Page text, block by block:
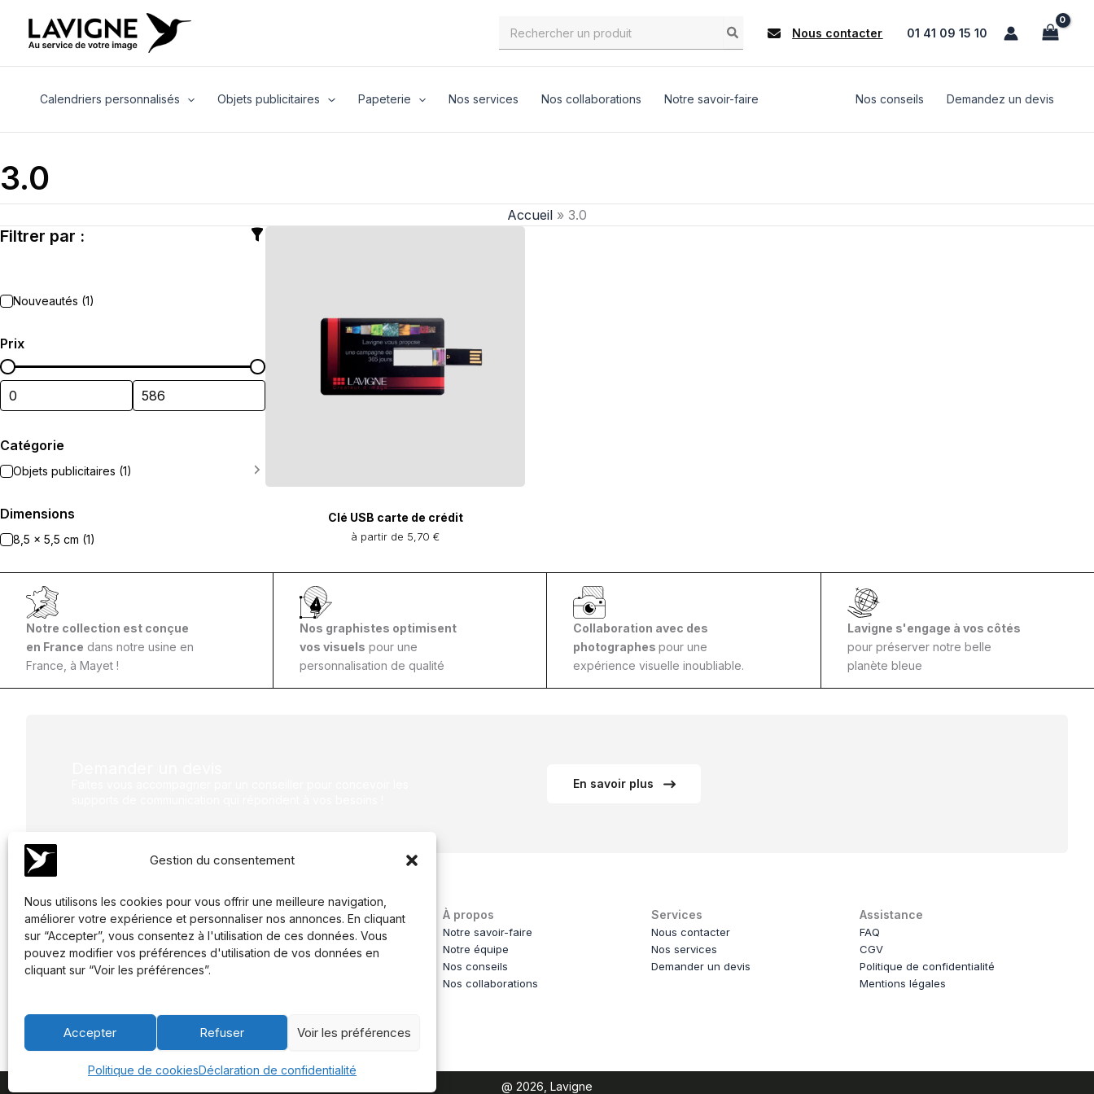
Gestion du consentement
Nous utilisons les cookies pour vous offrir une meilleure navigation,
améliorer votre expérience et personnaliser nos annonces. En cliquant
sur “Accepter”, vous consentez à l'utilisation de ces données. Vous
pouvez modifier vos préférences d'utilisation de vos données en
cliquant sur “Voir les préférences”.
Accepter Refuser Voir les préférences
Politique de cookiesDéclaration de confidentialité
contenu
for:
Nous contacter 01 41 09 15 10
Calendriers personnalisés Objets publicitaires Papeterie Nos services Nos collaborations Notre savoir-faire Nos conseils Demandez un devis
3.0
Accueil » 3.0
Filtrer par :
Nouveautés (1)
Prix
Catégorie
Objets publicitaires (1)
Dimensions
8,5 x 5,5 cm (1)
Clé USB carte de crédit
à partir de 5,70 €
Notre collection est conçue
en France dans notre usine en
France, à Mayet !
Nos graphistes optimisent
vos visuels pour une
personnalisation de qualité
Collaboration avec des
photographespour une
expérience visuelle inoubliable.
Lavigne s'engage à vos côtés
pour préserver notre belle
planète bleue
En savoir plus
Nos coordonnées
LAVIGNE
6 Rue Dewoitine 78140
À propos
Notre savoir-faire
Notre équipe
Nos conseils
Nos collaborations
Services
Nous contacter
Nos services
Demander un devis
Assistance
FAQ
CGV
Politique de confidentialité
Mentions légales
@ 2026, Lavigne